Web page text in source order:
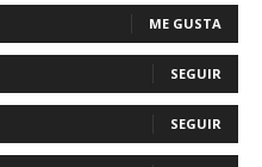
ME GUSTA
SEGUIR
SEGUIR